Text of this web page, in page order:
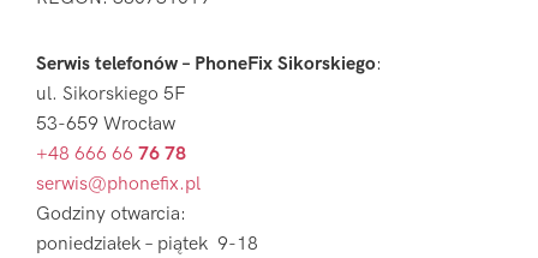
Serwis telefonów – PhoneFix Sikorskiego:
ul. Sikorskiego 5F
53-659 Wrocław
+48 666 66 76 78
serwis@phonefix.pl
Godziny otwarcia:
poniedziałek – piątek 9-18